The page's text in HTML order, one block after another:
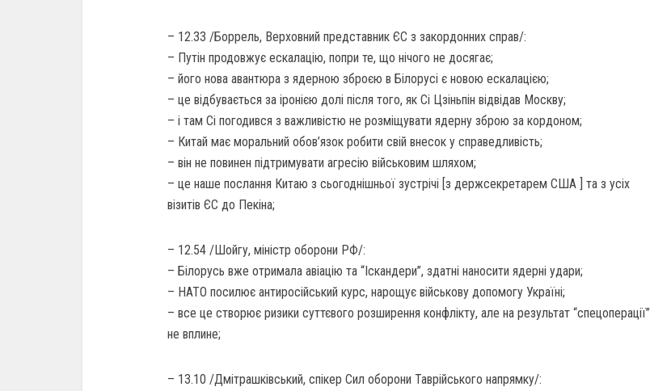
– 12.33 /Боррель, Верховний представник ЄС з закордонних справ/:
– Путін продовжує ескалацію, попри те, що нічого не досягає;
– його нова авантюра з ядерною зброєю в Білорусі є новою ескалацією;
– це відбувається за іронією долі після того, як Сі Цзіньпін відвідав Москву;
– і там Сі погодився з важливістю не розміщувати ядерну зброю за кордоном;
– Китай має моральний обов’язок робити свій внесок у справедливість;
– він не повинен підтримувати агресію військовим шляхом;
– це наше послання Китаю з сьогоднішньої зустрічі [з держсекретарем США ] та з усіх
візитів ЄС до Пекіна;
– 12.54 /Шойгу, міністр оборони РФ/:
– Білорусь вже отримала авіацію та “Іскандери”, здатні наносити ядерні удари;
– НАТО посилює антиросійський курс, нарощує військову допомогу Україні;
– все це створює ризики суттєвого розширення конфлікту, але на результат “спецоперації”
не вплине;
– 13.10 /Дмітрашківський, спікер Сил оборони Таврійського напрямку/: